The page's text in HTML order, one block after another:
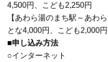
4,500円、こども2,250円
【あわら湯のまち駅～あわ
とな4,000円、こども2,000円
■申し込み方法
○インターネット